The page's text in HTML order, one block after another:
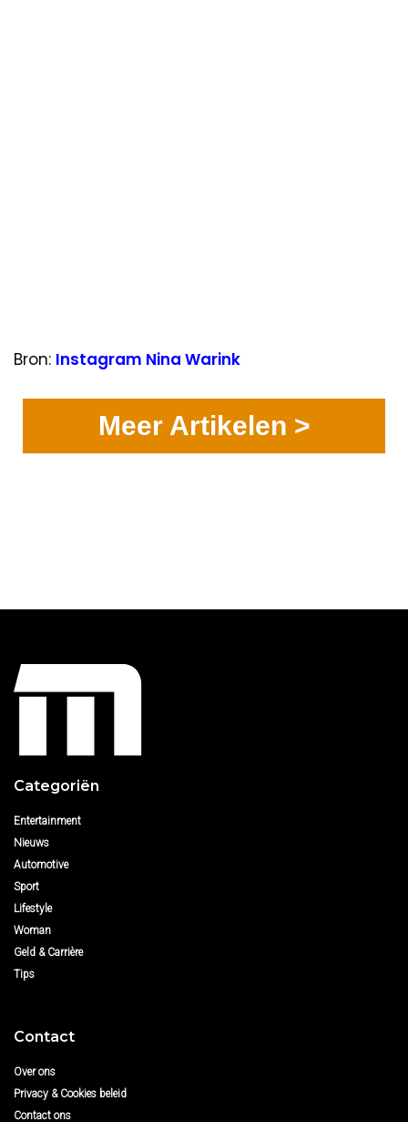
Bron: Instagram Nina Warink
Meer Artikelen >
Categoriën
Entertainment
Nieuws
Automotive
Sport
Lifestyle
Woman
Geld & Carrière
Tips
Contact
Over ons
Privacy & Cookies beleid
Contact ons